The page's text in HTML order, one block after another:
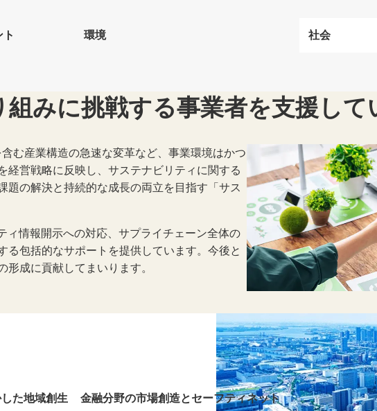
環境 社会
組みに挑戦する事業者を支援して
む産業構造の急速な変革など、事業環境はかつ
経営戦略に反映し、サステナビリティに関する
の解決と持続的な成長の両立を目指す「サス
ィ情報開示への対応、サプライチェーン全体の
る包括的なサポートを提供しています。今後と
成に貢献してまいります。
た地域創生 金融分野の市場創造とセーフティネット